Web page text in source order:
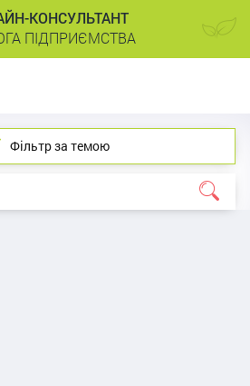
КОНСУЛЬТАНТ
ПІДПРИЄМСТВА
Фільтр за темою